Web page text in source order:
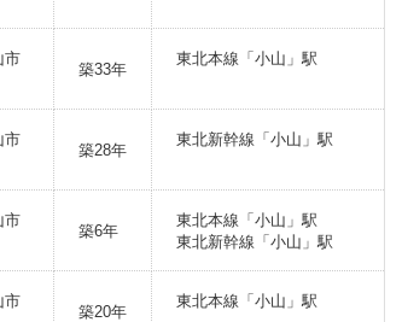
市
築33年
東北本線「小山」駅
市
築28年
東北新幹線「小山」駅
市
築6年
東北本線「小山」駅
東北新幹線「小山」駅
市
築20年
東北本線「小山」駅